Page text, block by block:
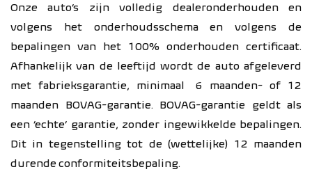
Onze auto’s zijn volledig dealeronderhouden en
volgens het onderhoudsschema en volgens de
bepalingen van het 100% onderhouden certificaat.
Afhankelijk van de leeftijd wordt de auto afgeleverd
met fabrieksgarantie, minimaal 6 maanden- of 12
maanden BOVAG-garantie. BOVAG-garantie geldt als
een ‘echte’ garantie, zonder ingewikkelde bepalingen.
Dit in tegenstelling tot de (wettelijke) 12 maanden
durende conformiteitsbepaling.